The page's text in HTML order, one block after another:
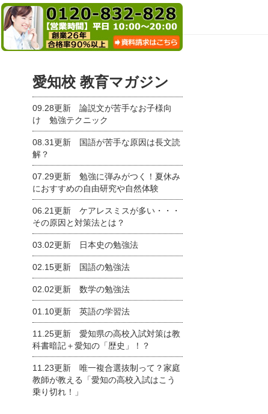
愛知校 教育マガジン
09.28更新
論説文が苦手なお子様向
け 勉強テクニック
08.31更新
国語が苦手な原因は長文読
解？
07.29更新
勉強に弾みがつく！夏休み
におすすめの自由研究や自然体験
06.21更新
ケアレスミスが多い・・・
その原因と対策法とは？
03.02更新 日本史の勉強法
02.15更新 国語の勉強法
02.02更新 数学の勉強法
01.10更新 英語の学習法
11.25更新
愛知県の高校入試対策は教
科書暗記＋愛知の「歴史」！？
11.23更新
唯一複合選抜制って？家庭
教師が教える「愛知の高校入試はこう
乗り切れ！」